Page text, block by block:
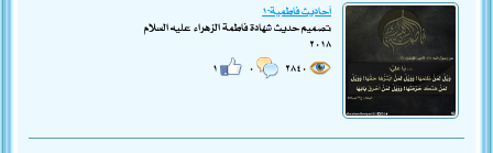
أحاديث فاطمية-١
تصميم حديث شهادة فاطمة الزهراء عليه السلام
٢٠١٨